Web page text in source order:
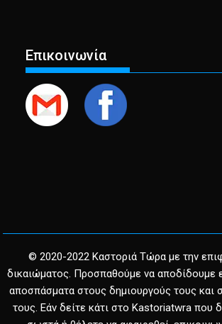
Επικοινωνία
© 2020-2022 Καστοριά Τώρα με την
δικαιώματος. Προσπαθούμε να αποδίδουμε
αποσπάσματα στους δημιουργούς τους και
τους. Εάν δείτε κάτι στο Kastoriatwra που